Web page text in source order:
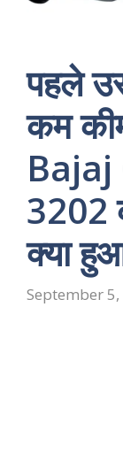
पहले
कम
3202
क्या
September